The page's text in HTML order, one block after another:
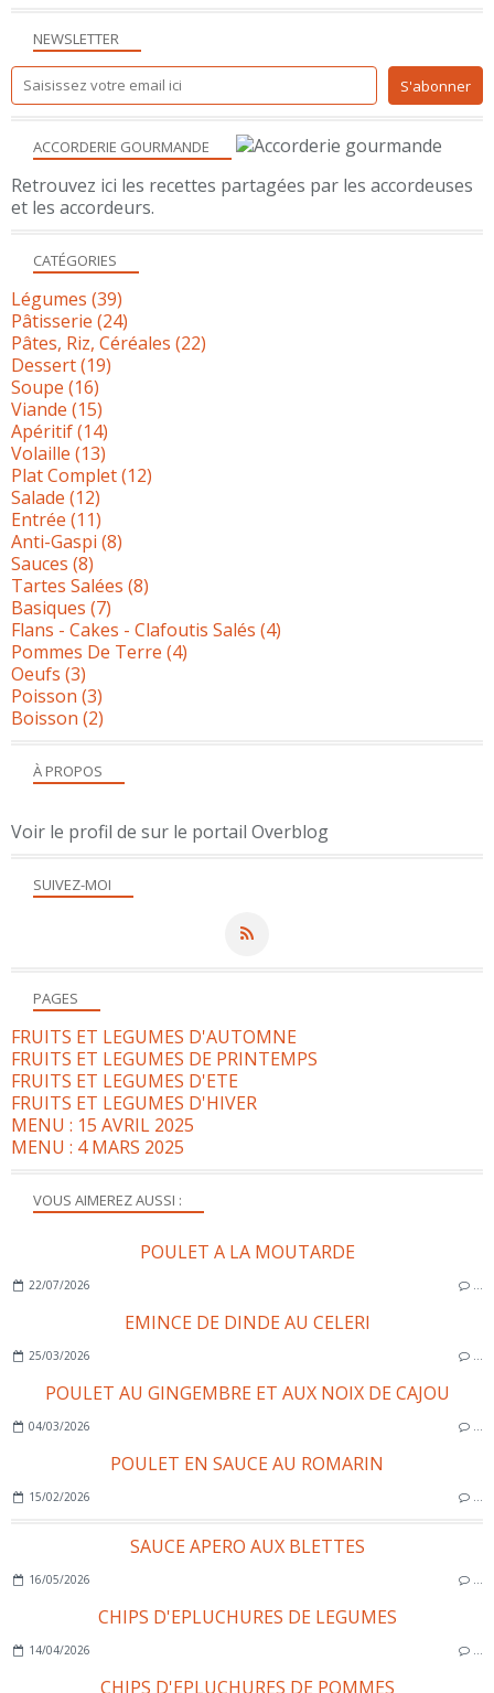
NEWSLETTER
SUIVEZ-MOI
ACCORDERIE GOURMANDE
Retrouvez ici les recettes partagées par les accordeuses
et les accordeurs.
À PROPOS
Voir le profil de sur le portail Overblog
VOUS AIMEREZ AUSSI :
POULET A LA MOUTARDE
22/07/2026
EMINCE DE DINDE AU CELERI
25/03/2026
POULET AU GINGEMBRE ET AUX NOIX DE CAJOU
04/03/2026
POULET EN SAUCE AU ROMARIN
15/02/2026
SAUCE APERO AUX BLETTES
16/05/2026
CHIPS D'EPLUCHURES DE LEGUMES
14/04/2026
CHIPS D'EPLUCHURES DE POMMES
PAGES
FRUITS ET LEGUMES D'AUTOMNE
FRUITS ET LEGUMES DE PRINTEMPS
FRUITS ET LEGUMES D'ETE
FRUITS ET LEGUMES D'HIVER
MENU : 15 AVRIL 2025
MENU : 4 MARS 2025
CATÉGORIES
Légumes (39)
Pâtisserie (24)
Pâtes, Riz, Céréales (22)
Dessert(19)
Soupe (16)
Viande (15)
Apéritif(14)
Volaille (13)
Plat Complet(12)
Salade (12)
Entrée (11)
Anti-Gaspi (8)
Sauces (8)
Tartes Salées (8)
Basiques (7)
Flans - Cakes - Clafoutis Salés (4)
Pommes De Terre (4)
Oeufs (3)
Poisson (3)
Boisson (2)